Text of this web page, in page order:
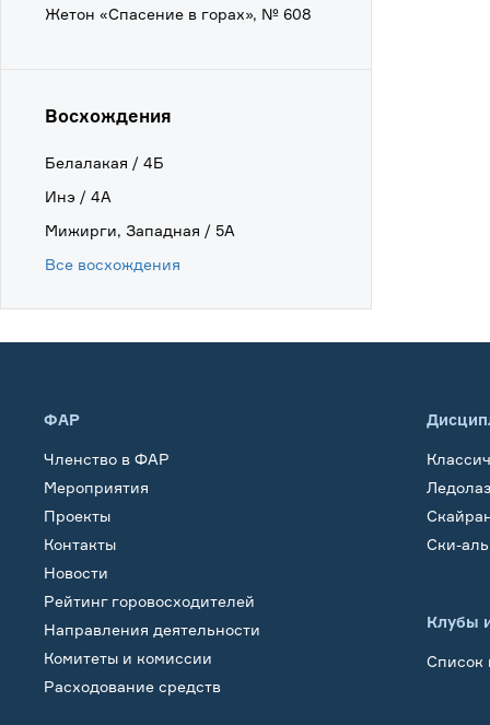
Жетон «Спасение в горах», № 608
Восхождения
Белалакая / 4Б
Инэ / 4А
Мижирги, Западная / 5А
Все восхождения
ФАР
Членство в ФАР
Мероприятия
Проекты
Контакты
Новости
Рейтинг горовосходителей
Направления деятельности
Комитеты и комиссии
Расходование средств
Ски-
Клубы
Список